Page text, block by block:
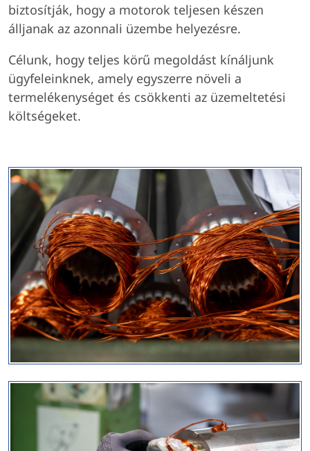
biztosítják, hogy a motorok teljesen készen
álljanak az azonnali üzembe helyezésre.
Célunk, hogy teljes körű megoldást kínáljunk
ügyfeleinknek, amely egyszerre növeli a
termelékenységet és csökkenti az üzemeltetési
költségeket.